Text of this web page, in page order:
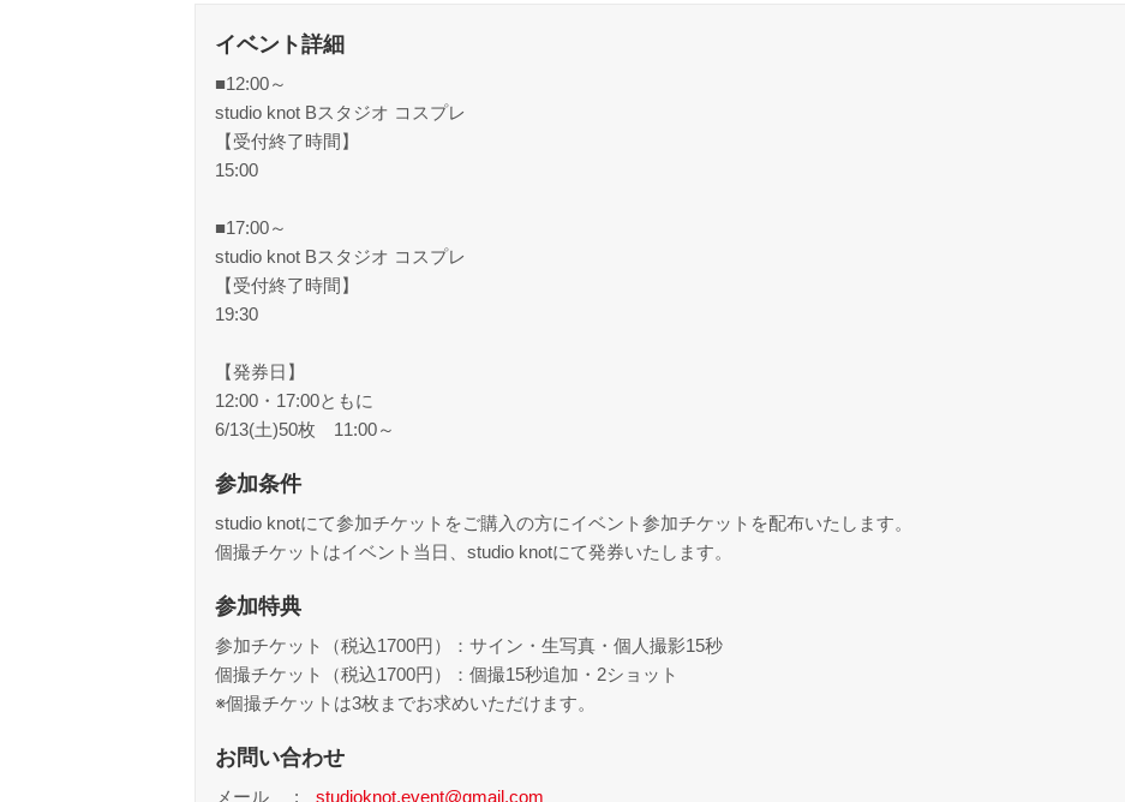
イベント詳細
■12:00～
studio knot Bスタジオ コスプレ
【受付終了時間】
15:00
■17:00～
studio knot Bスタジオ コスプレ
【受付終了時間】
19:30
【発券日】
12:00・17:00ともに
6/13(土)50枚 11:00～
参加条件
studio knotにて参加チケットをご購入の方にイベント参加チケットを配布いたします。
個撮チケットはイベント当日、studio knotにて発券いたします。
参加特典
参加チケット（税込1700円）：サイン・生写真・個人撮影15秒
個撮チケット（税込1700円）：個撮15秒追加・2ショット
※個撮チケットは3枚までお求めいただけます。
お問い合わせ
メール
studioknot.event@gmail.com